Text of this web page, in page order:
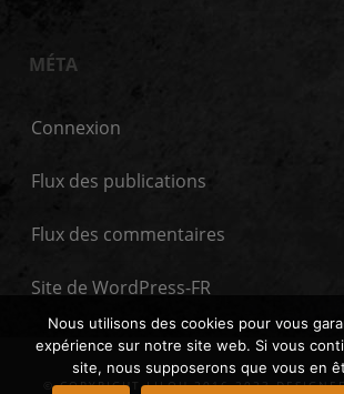
MÉTA
Connexion
Flux des publications
Flux des commentaires
Site de WordPress-FR
© COPYRIGHT LILOU 2016-2023
Nous utilisons des cookies pour vous
expérience sur notre site web. Si vous
site, nous supposerons que vous en